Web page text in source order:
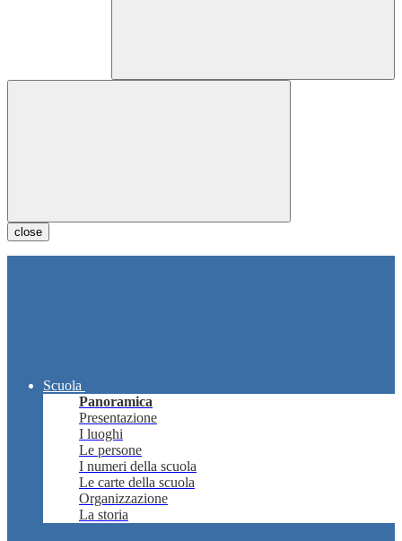
close
Scuola
Panoramica
Presentazione
I luoghi
Le persone
I numeri della scuola
Le carte della scuola
Organizzazione
La storia